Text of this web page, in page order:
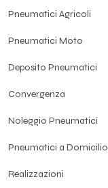
Pneumatici Agricoli
Pneumatici Moto
Deposito Pneumatici
Convergenza
Noleggio Pneumatici
Pneumatici a Domicilio
Realizzazioni